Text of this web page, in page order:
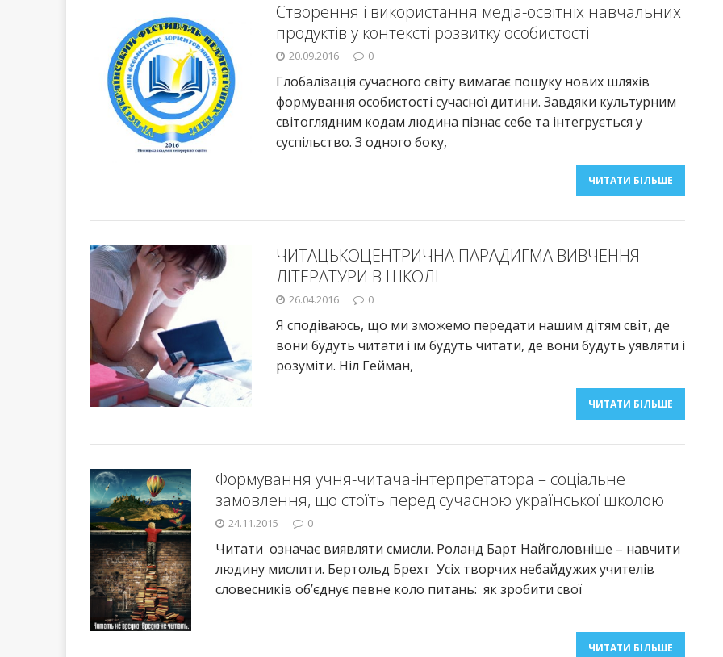
Створення і використання медіа-освітніх навчальних
продуктів у контексті розвитку особистості
20.09.2016 0
Глобалізація сучасного світу вимагає пошуку нових шляхів
формування особистості сучасної дитини. Завдяки культурним
світоглядним кодам людина пізнає себе та інтегрується у
суспільство. З одного боку,
ЧИТАТИ БІЛЬШЕ
ЧИТАЦЬКОЦЕНТРИЧНА ПАРАДИГМА ВИВЧЕННЯ
ЛІТЕРАТУРИ В ШКОЛІ
26.04.2016 0
Я сподіваюсь, що ми зможемо передати нашим дітям світ, де
вони будуть читати і їм будуть читати, де вони будуть уявляти і
розуміти. Ніл Гейман,
ЧИТАТИ БІЛЬШЕ
Формування учня-читача-інтерпретатора – соціальне
замовлення, що стоїть перед сучасною української школою
24.11.2015 0
Читати означає виявляти смисли. Роланд Барт Найголовніше – навчити
людину мислити. Бертольд Брехт Усіх творчих небайдужих учителів
словесників об’єднує певне коло питань: як зробити свої
ЧИТАТИ БІЛЬШЕ